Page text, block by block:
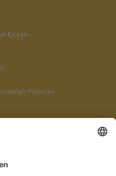
Eicken
Projekten
Untereicken bei ihrem Jahresthema